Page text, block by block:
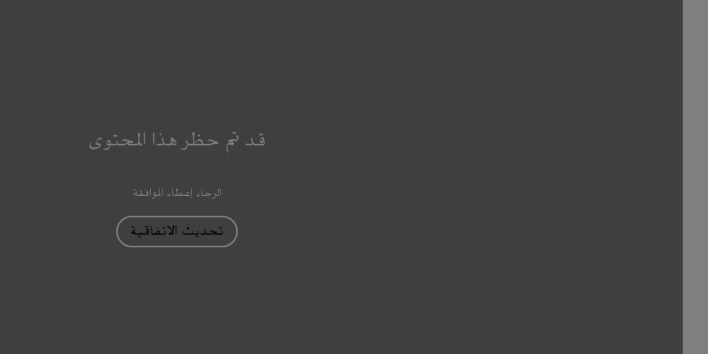
قد تم حظر هذا المحتوى
الرجاء إعطاء الموافقة
تحديث الاتفاقية